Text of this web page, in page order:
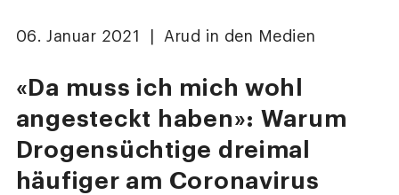
06. Januar 2021 | Arud in den Medien
«Da muss ich mich wohl
angesteckt haben»: Warum
Drogensüchtige dreimal
häufiger am Coronavirus